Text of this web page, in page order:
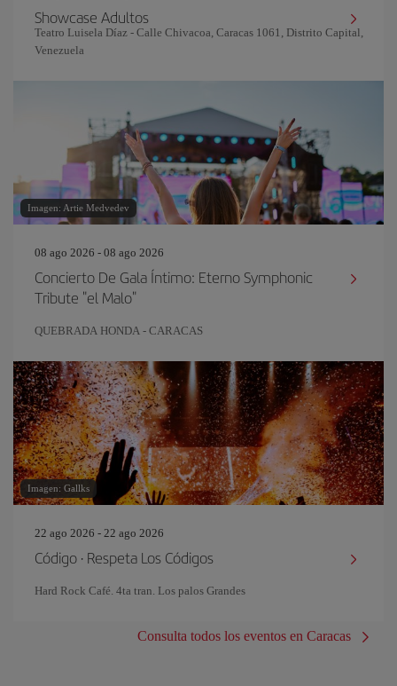
Showcase Adultos
Teatro Luisela Díaz - Calle Chivacoa, Caracas 1061, Distrito Capital,
Venezuela
Imagen: Artie Medvedev
08 ago 2026 - 08 ago 2026
Concierto De Gala Íntimo: Eterno Symphonic
Tribute "el Malo"
QUEBRADA HONDA - CARACAS
Imagen: Gallks
22 ago 2026 - 22 ago 2026
Código · Respeta Los Códigos
Hard Rock Café. 4ta tran. Los palos Grandes
Consulta todos los eventos en Caracas